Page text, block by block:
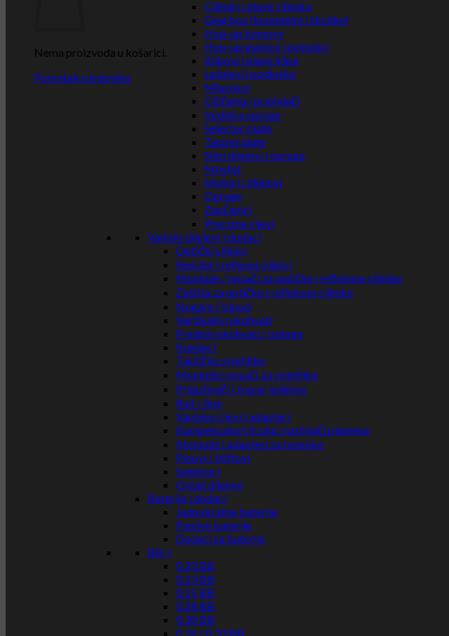
Nema proizvoda u košarici.
Povratak u trgovinu
Cilindri i glave cilindra
Gearbox (kompletni i školjke)
Hop-up komore
Hop-up gumice i potisnici
Klipovi i glave klipa
Ležajevi i podloške
Mlaznice
Ožičenja i prekidači
Vodilice opruge
Selector plate
Tappet plate
Sitni dijelovi i opruge
Mosfet
Motori i dijelovi
Opruge
Zupčanici
Precizne cijevi
Vanjski dijelovi i dodaci
Optički ciljnici
Red dot i reflexni ciljnici
Montaže / nosači za optičke i refleksne ciljnike
Zaštita za optičke i refleksne ciljnike
Nogare / bipod
Vertikalni rukohvati
Prednji rukohvati / obloge
Kundaci
Taktičke svjetiljke
Montaže i nosači za svjetiljke
Prigušivači i tracer jedinice
Rail / šine
Vanjske cijevi i adapteri
Kompenzatori trzaja i razbijači plamena
Montaže i adapteri za remnike
Pinovi / štiftovi
Selektori
Ostali dijelovi
Baterije i dodaci
Jednokratne baterije
Punjive baterije
Dodaci za baterije
BB-i
0.20 BB
0.23 BB
0.25 BB
0.28 BB
0.30 BB
0.32 / 0.33 BB